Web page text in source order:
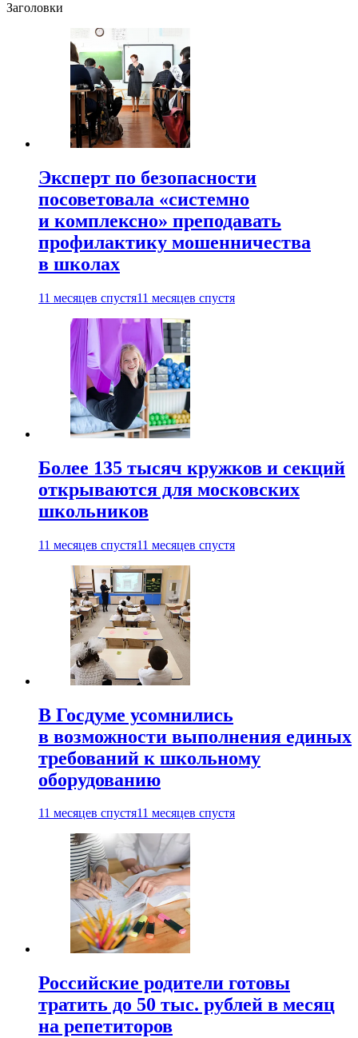
Заголовки
Эксперт по безопасности
посоветовала «системно
и комплексно» преподавать
профилактику мошенничества
в школах
11 месяцев спустя11 месяцев спустя
Более 135 тысяч кружков и секций
открываются для московских
школьников
11 месяцев спустя11 месяцев спустя
В Госдуме усомнились
в возможности выполнения единых
требований к школьному
оборудованию
11 месяцев спустя11 месяцев спустя
Российские родители готовы
тратить до 50 тыс. рублей в месяц
на репетиторов